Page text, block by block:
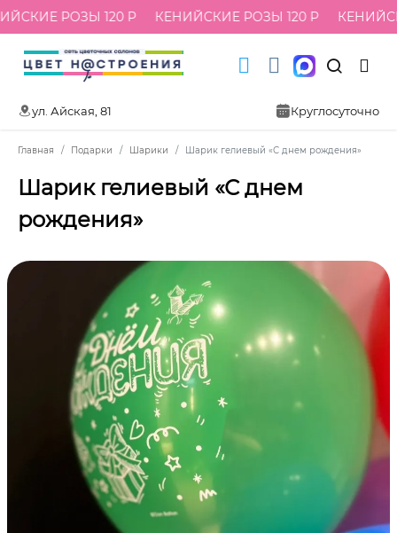
РОЗЫ 120 Р КЕНИЙСКИЕ РОЗЫ 120 Р
ул. Айская, 81 Круглосуточно
Главная Подарки Шарики Шарик гелиевый «С днем рождения»
Шарик гелиевый «С днем
рождения»